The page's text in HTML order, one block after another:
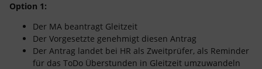
Option 1:
Der MA beantragt Gleitzeit
Der Vorgesetzte genehmigt diesen Antrag
Der Antrag landet bei HR als Zweitprüfer, als Reminder
für das ToDo Überstunden in Gleitzeit umzuwandeln